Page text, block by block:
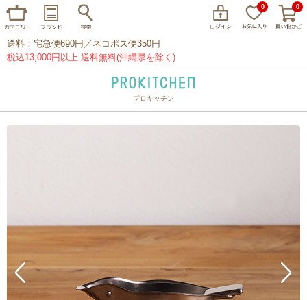
0 0
送料：宅急便690円／ネコポス便350円
税込13,000円以上 送料無料(沖縄県を除く)
プロキッチン